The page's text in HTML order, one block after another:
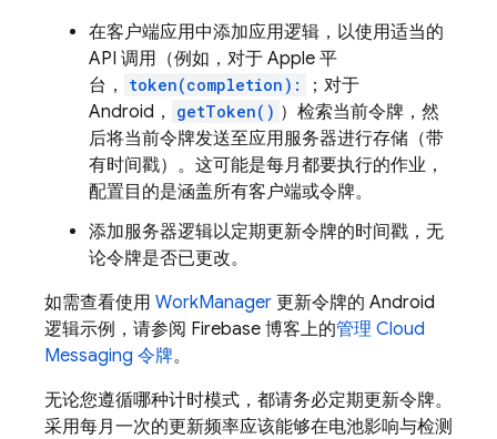
在客户端应用中添加应用逻辑，以使用适当的
API 调用（例如，对于 Apple 平
台，
token(completion):
；对于
Android，
getToken() ）检索当前令牌，然
后将当前令牌发送至应用服务器进行存储（带
有时间戳）。这可能是每月都要执行的作业，
配置目的是涵盖所有客户端或令牌。
添加服务器逻辑以定期更新令牌的时间戳，无
论令牌是否已更改。
如需查看使用 WorkManager 更新令牌的 Android
逻辑示例，请参阅 Firebase 博客上的管理 Cloud
Messaging 令牌。
无论您遵循哪种计时模式，都请务必定期更新令牌。
采用每月一次的更新频率应该能够在电池影响与检测